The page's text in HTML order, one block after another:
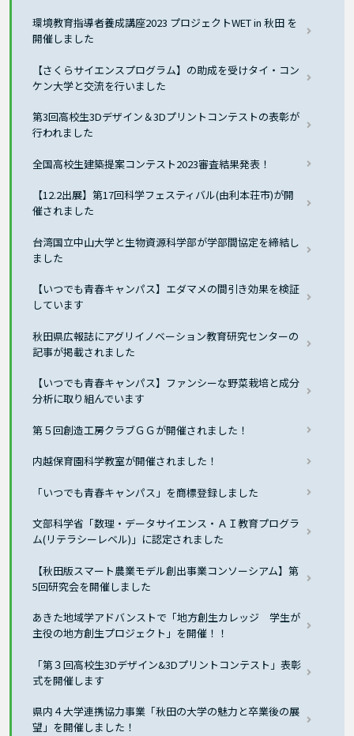
環境教育指導者養成講座2023 プロジェクトWET in 秋田 を
開催しました
【さくらサイエンスプログラム】の助成を受けタイ・コン
ケン大学と交流を行いました
第3回高校生3Dデザイン＆3Dプリントコンテストの表彰が
行われました
全国高校生建築提案コンテスト2023審査結果発表！
【12.2出展】第17回科学フェスティバル(由利本荘市)が開
催されました
台湾国立中山大学と生物資源科学部が学部間協定を締結し
ました
【いつでも青春キャンパス】エダマメの間引き効果を検証
しています
秋田県広報誌にアグリイノベーション教育研究センターの
記事が掲載されました
【いつでも青春キャンパス】ファンシーな野菜栽培と成分
分析に取り組んでいます
第５回創造工房クラブＧＧが開催されました！
内越保育園科学教室が開催されました！
「いつでも青春キャンパス」を商標登録しました
文部科学省「数理・データサイエンス・ＡＩ教育プログラ
ム(リテラシーレベル)」に認定されました
【秋田版スマート農業モデル創出事業コンソーシアム】第
5回研究会を開催しました
あきた地域学アドバンストで「地方創生カレッジ 学生が
主役の地方創生プロジェクト」を開催！！
「第３回高校生3Dデザイン&3Dプリントコンテスト」表彰
式を開催します
県内４大学連携協力事業「秋田の大学の魅力と卒業後の展
望」を開催しました！